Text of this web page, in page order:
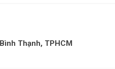
Thạnh, TPHCM